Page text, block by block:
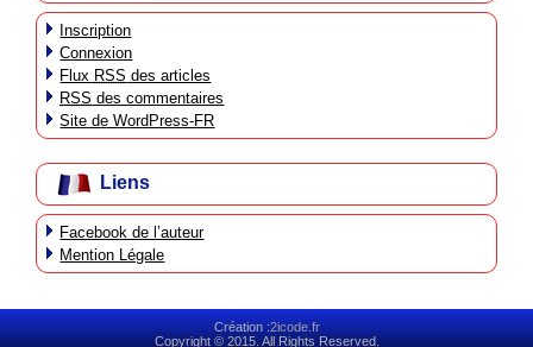
Inscription
Connexion
Flux RSS des articles
RSS des commentaires
Site de WordPress-FR
Liens
Facebook de l’auteur
Mention Légale
Création :2icode.fr
Copyright © 2015. All Rights Reserved.